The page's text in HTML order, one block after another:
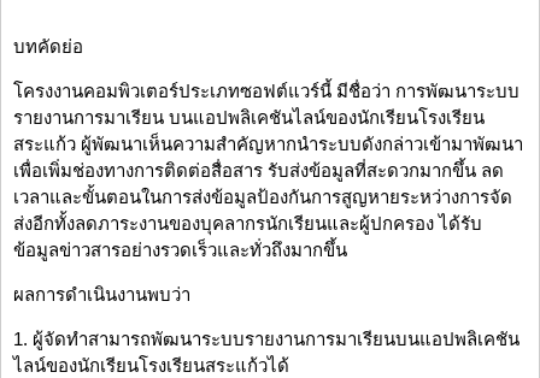
บทคัดย่อ
โครงงานคอมพิวเตอร์ประเภทซอฟต์แวร์นี้ มีชื่อว่า การพัฒนาระบบ
รายงานการมาเรียน บนแอปพลิเคชันไลน์ของนักเรียนโรงเรียน
สระแก้ว ผู้พัฒนาเห็นความสำคัญหากนำระบบดังกล่าวเข้ามาพัฒนา
เพื่อเพิ่มช่องทางการติดต่อสื่อสาร รับส่งข้อมูลที่สะดวกมากขึ้น ลด
เวลาและขั้นตอนในการส่งข้อมูลป้องกันการสูญหายระหว่างการจัด
ส่งอีกทั้งลดภาระงานของบุคลากรนักเรียนและผู้ปกครอง ได้รับ
ข้อมูลข่าวสารอย่างรวดเร็วและทั่วถึงมากขึ้น
ผลการดำเนินงานพบว่า
1. ผู้จัดทำสามารถพัฒนาระบบรายงานการมาเรียนบนแอปพลิเคชัน
ไลน์ของนักเรียนโรงเรียนสระแก้วได้